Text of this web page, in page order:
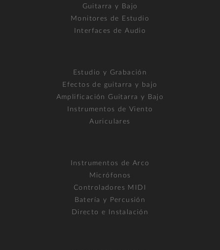
Guitarra y Bajo
Monitores de Estudio
Interfaces de Audio
Estudio y Grabación
Efectos de guitarra y bajo
Amplificación Guitarra y Bajo
Instrumentos de Viento
Auriculares
Instrumentos de Arco
Micrófonos
Controladores MIDI
Batería y Percusión
Directo e Instalación